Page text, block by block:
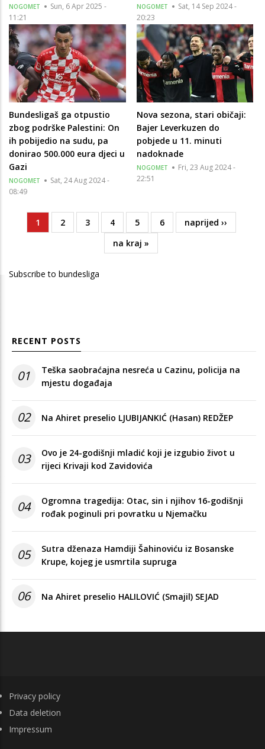
NOGOMET
Sun, 6 Apr 2025 -
11:21
NOGOMET
Sat, 14 Sep 2024 -
20:23
Bundesligaš ga otpustio
zbog podrške Palestini: On
ih pobijedio na sudu, pa
donirao 500.000 eura djeci u
Gazi
NOGOMET
Sat, 24 Aug 2024 -
08:49
Nova sezona, stari običaji:
Bajer Leverkuzen do
pobjede u 11. minuti
nadoknade
NOGOMET
Fri, 23 Aug 2024 -
22:51
Pagination
Current
page
1 Page
2 Page
3 Page
4 Page
5 Page
6
Next
page
naprijed ››
Last
page
na kraj »
Subscribe to bundesliga
RECENT POSTS
01
Teška saobraćajna nesreća u Cazinu, policija na
mjestu događaja
02 Na Ahiret preselio LJUBIJANKIĆ (Hasan) REDŽEP
03
Ovo je 24-godišnji mladić koji je izgubio život u
rijeci Krivaji kod Zavidovića
04
Ogromna tragedija: Otac, sin i njihov 16-godišnji
rođak poginuli pri povratku u Njemačku
05
Sutra dženaza Hamdiji Šahinoviću iz Bosanske
Krupe, kojeg je usmrtila supruga
06 Na Ahiret preselio HALILOVIĆ (Smajil) SEJAD
FOOTER
Privacy policy
Data deletion
Impressum